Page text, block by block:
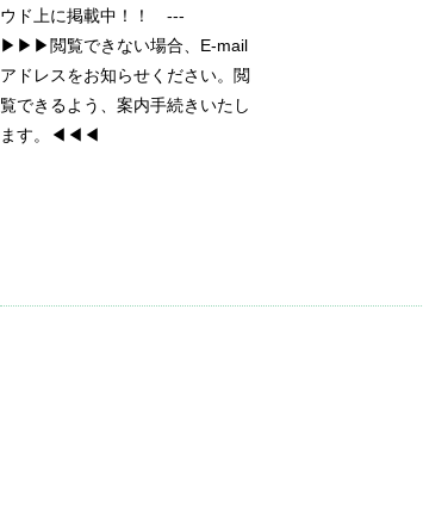
ウド上に掲載中！！ ---
▶▶▶閲覧できない場合、E-mail
アドレスをお知らせください。閲
覧できるよう、案内手続きいたし
ます。◀◀◀